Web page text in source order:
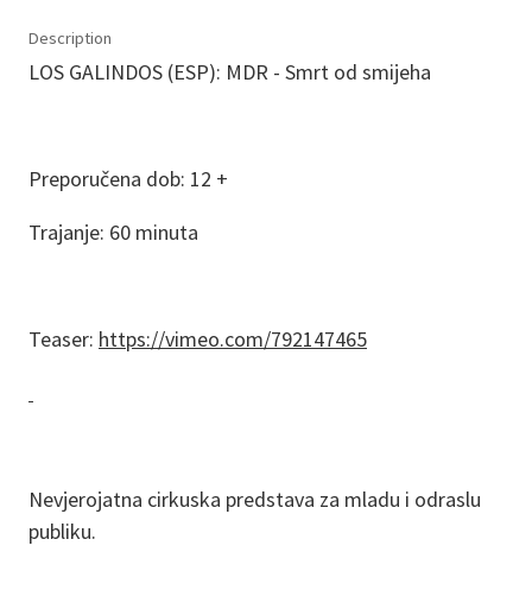
Description
LOS GALINDOS (ESP): MDR - Smrt od smijeha
Preporučena dob: 12 +
Trajanje: 60 minuta
Teaser: https://vimeo.com/792147465
Nevjerojatna cirkuska predstava za mladu i odraslu
publiku.